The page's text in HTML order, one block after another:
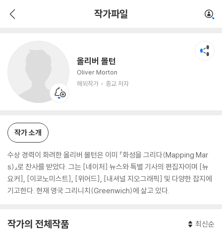
작가파일
올리버 몰턴
Oliver Morton
해외작가
종교 저자
작가 소개
수상 경력이 화려한 올리버 몰턴은 이미 『화성을 그리다(Mapping Mar
s)』로 찬사를 받았다. 그는 [네이처] 뉴스와 특별 기사의 편집자이며 [뉴
요커], [이코노미스트], [위어드], [내셔널 지오그래픽] 및 다양한 잡지에
기고한다. 현재 영국 그리니치(Greenwich)에 살고 있다.
작가의 전체작품 최신순